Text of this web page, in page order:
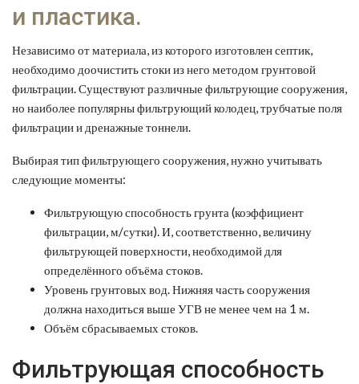
и пластика.
Независимо от материала, из которого изготовлен септик,
необходимо доочистить стоки из него методом грунтовой
фильтрации. Существуют различные фильтрующие сооружения,
но наиболее популярны фильтрующий колодец, трубчатые поля
фильтрации и дренажные тоннели.
Выбирая тип фильтрующего сооружения, нужно учитывать
следующие моменты:
Фильтрующую способность грунта (коэффициент
фильтрации, м/сутки). И, соответственно, величину
фильтрующей поверхности, необходимой для
определённого объёма стоков.
Уровень грунтовых вод. Нижняя часть сооружения
должна находиться выше УГВ не менее чем на 1 м.
Объём сбрасываемых стоков.
Фильтрующая способность